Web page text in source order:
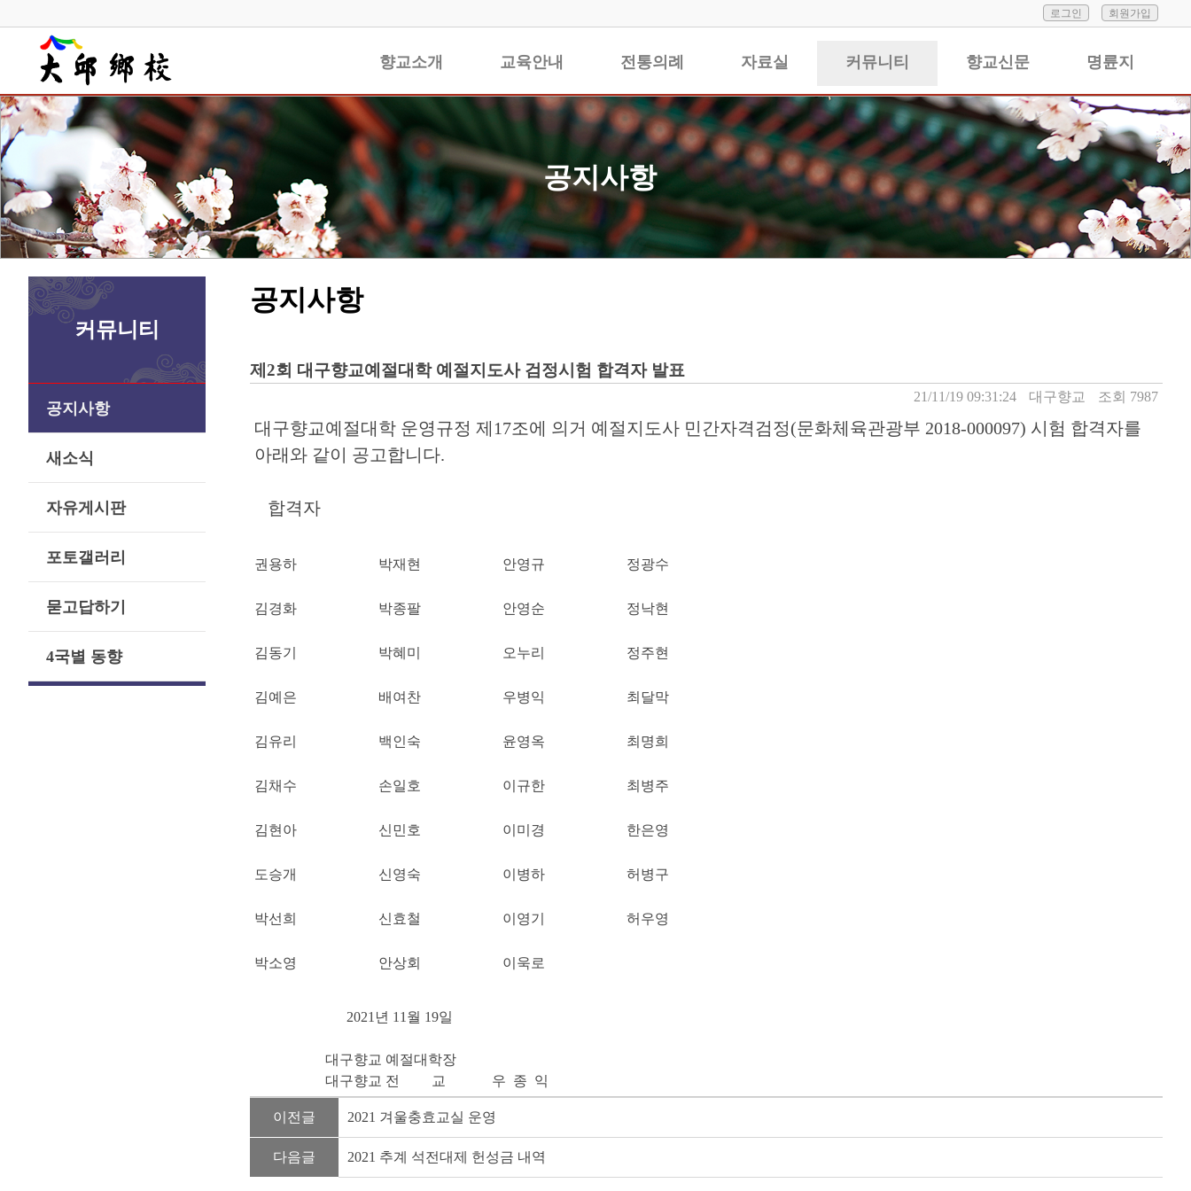
로그인 회원가입
향교소개 교육안내 전통의례 자료실 커뮤니티 향교신문 명륜지
공지사항
커뮤니티
공지사항
새소식
자유게시판
포토갤러리
묻고답하기
4국별 동향
공지사항
제2회 대구향교예절대학 예절지도사 검정시험 합격자 발표
21/11/19 09:31:24 대구향교 조회 7987
대구향교예절대학 운영규정 제17조에 의거 예절지도사 민간자격검정(문화체육관광부 2018-000097) 시험 합격자를
아래와 같이 공고합니다.
합격자
권용하 박재현 안영규 정광수
김경화 박종팔 안영순 정낙현
김동기 박혜미 오누리 정주현
김예은 배여찬 우병익 최달막
김유리 백인숙 윤영옥 최명희
김채수 손일호 이규한 최병주
김현아 신민호 이미경 한은영
도승개 신영숙 이병하 허병구
박선희 신효철 이영기 허우영
박소영 안상회 이욱로
2021년 11월 19일
대구향교 예절대학장
대구향교 전 교 우 종 익
이전글 2021 겨울충효교실 운영
다음글 2021 추계 석전대제 헌성금 내역